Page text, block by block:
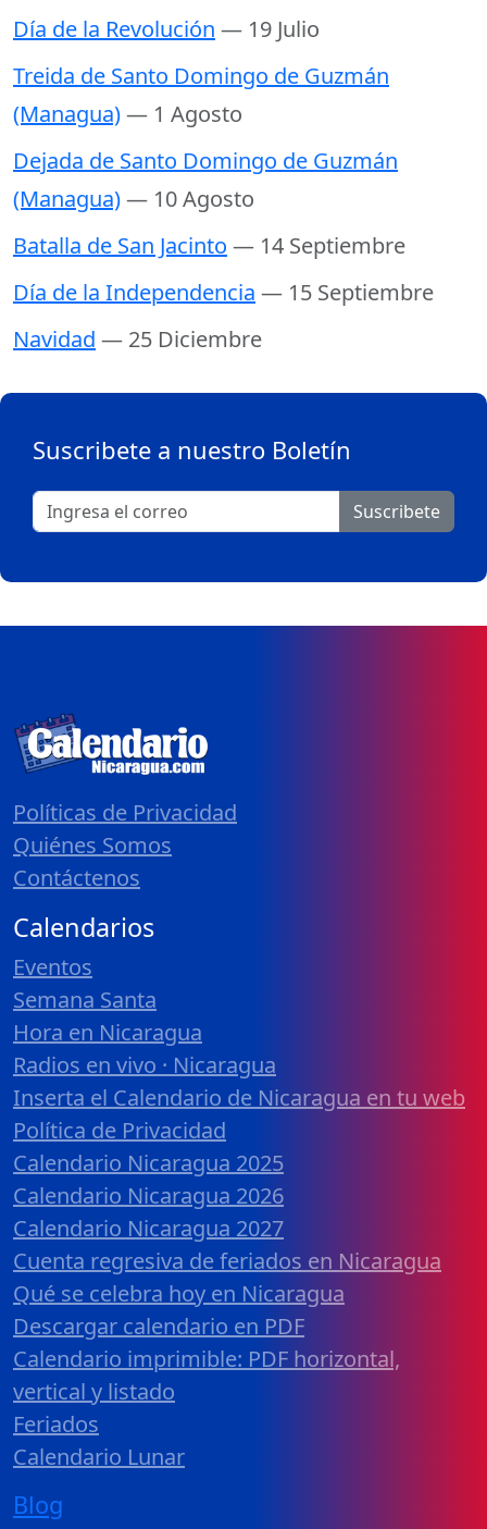
Día de la Revolución — 19 Julio
Treida de Santo Domingo de Guzmán
(Managua)— 1 Agosto
Dejada de Santo Domingo de Guzmán
(Managua)— 10 Agosto
Batalla de San Jacinto — 14 Septiembre
Día de la Independencia — 15 Septiembre
Navidad — 25 Diciembre
Suscribete a nuestro Boletín
Suscribete
Políticas de Privacidad
Quiénes Somos
Contáctenos
Calendarios
Eventos
Semana Santa
Hora en Nicaragua
Radios en vivo · Nicaragua
Inserta el Calendario de Nicaragua en tu web
Política de Privacidad
Calendario Nicaragua 2025
Calendario Nicaragua 2026
Calendario Nicaragua 2027
Cuenta regresiva de feriados en Nicaragua
Qué se celebra hoy en Nicaragua
Descargar calendario en PDF
Calendario imprimible: PDF horizontal,
vertical y listado
Feriados
Calendario Lunar
Blog